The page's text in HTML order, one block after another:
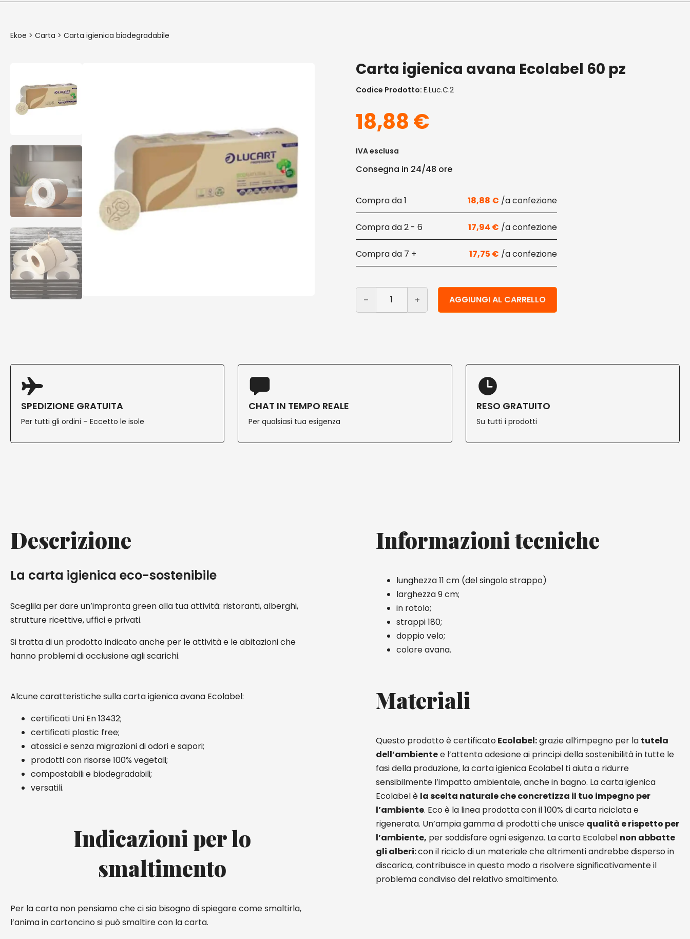
Ekoe > Carta > Carta igienica biodegradabile
Carta igienica avana Ecolabel 60 pz
Codice Prodotto: E.Luc.c.2
18,88€
IVA esclusa
Consegna in 24/48 ore
1 18,88 €
2 - 6 17,94 €
7 + 17,75 €
Carta igienica avana Ecolabel 60 pz quantità
AGGIUNGI AL CARRELLO
Alternative:
SPEDIZIONE GRATUITA
Per tutti gli ordini – Eccetto le isole
CHAT IN TEMPO REALE
Per qualsiasi tua esigenza
RESO GRATUITO
Su tutti i prodotti
Descrizione
La carta igienica eco-sostenibile
Sceglila per dare un’impronta green alla tua attività: ristoranti, alberghi,
strutture ricettive, uffici e privati.
Si tratta di un prodotto indicato anche per le attività e le abitazioni che
hanno problemi di occlusione agli scarichi.
Alcune caratteristiche sulla carta igienica avana Ecolabel:
certificati Uni En 13432;
certificati plastic free;
atossici e senza migrazioni di odori e sapori;
prodotti con risorse 100% vegetali;
compostabili e biodegradabili;
versatili.
Indicazioni per lo
smaltimento
Per la carta non pensiamo che ci sia bisogno di spiegare come smaltirla,
l’anima in cartoncino si può smaltire con la carta.
Informazioni tecniche
lunghezza 11 cm (del singolo strappo)
larghezza 9 cm;
in rotolo;
strappi 180;
doppio velo;
colore avana.
Materiali
Questo prodotto è certificatoEcolabel:grazie all’impegno per la tutela
dell’ambientee l’attenta adesione ai principi della sostenibilità in tutte le
fasi della produzione, la carta igienica Ecolabel ti aiuta a ridurre
sensibilmente l’impatto ambientale, anche in bagno. La carta igienica
Ecolabel è la scelta naturale che concretizza il tuo impegno per
l’ambiente. Eco è la linea prodotta con il 100% di carta riciclata e
rigenerata. Un’ampia gamma di prodotti che unisce qualità e rispetto per
l’ambiente, per soddisfare ogni esigenza. La carta Ecolabel non abbatte
gli alberi:con il riciclo di un materiale che altrimenti andrebbe disperso in
discarica, contribuisce in questo modo a risolvere significativamente il
problema condiviso del relativo smaltimento.